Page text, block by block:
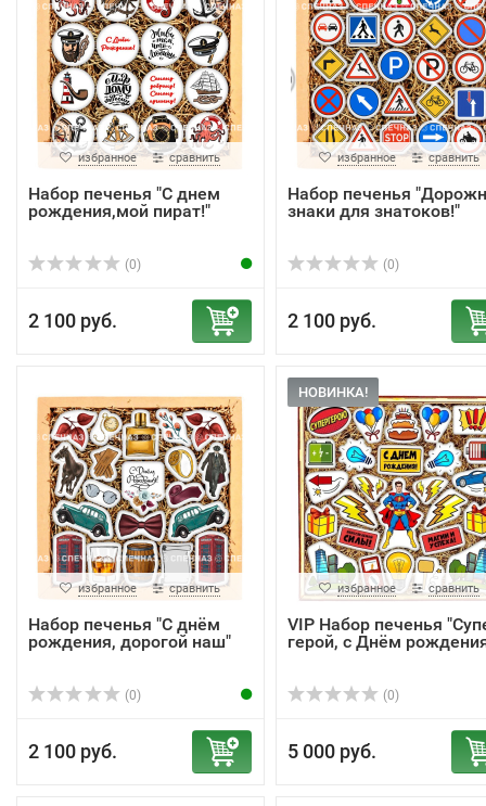
избранное сравнить
Набор печенья "С днем
рождения,мой пират!"
(0)
2 100 руб.
избранное сравнить
Набор печенья
знаки для знатоков!"
(0)
2 100 руб.
избранное сравнить
Набор печенья "С днём
рождения, дорогой наш"
(0)
2 100 руб.
НОВИНКА!
избранное сравнить
VIP Набор печенья
герой, с Днём
(0)
5 000 руб.